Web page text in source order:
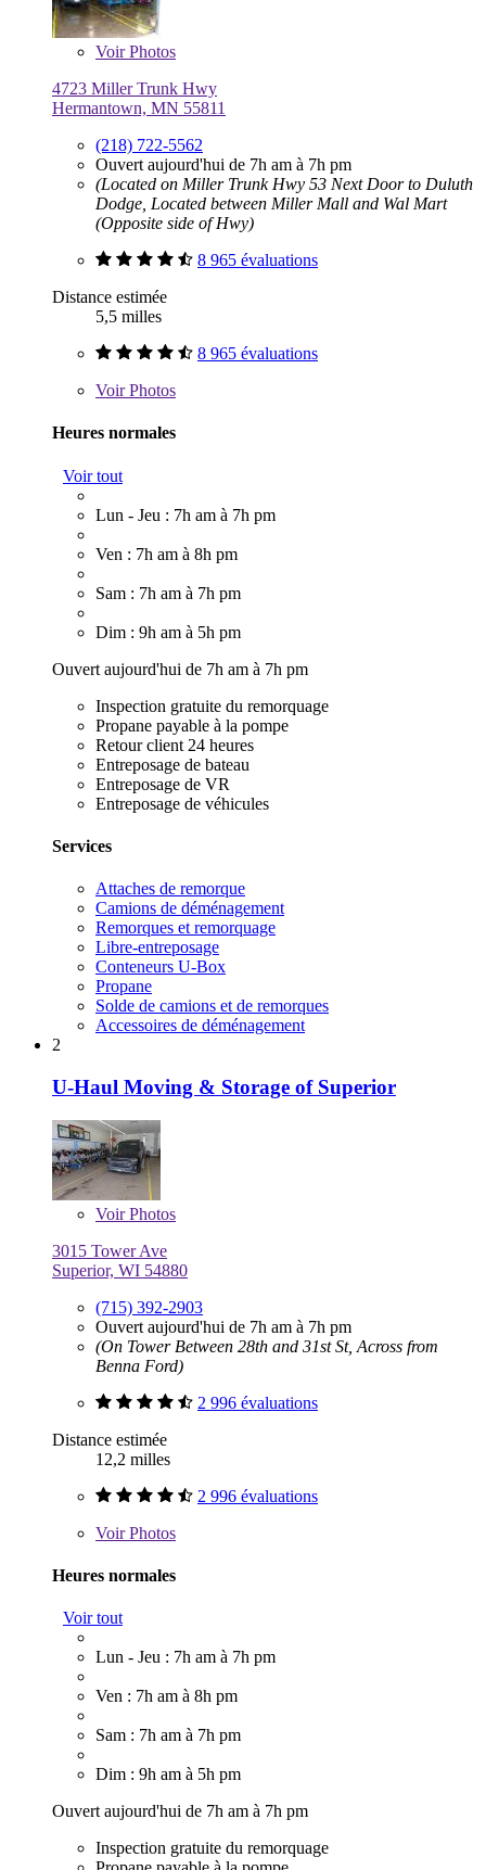
VoirPhotos
4723 Miller Trunk Hwy
Hermantown, MN 55811
(218) 722-5562
Ouvert aujourd'hui de 7h am à 7h pm
(Located on Miller Trunk Hwy 53 Next Door to Duluth
Dodge, Located between Miller Mall and Wal Mart
(Opposite side of Hwy)
8 965 évaluations
Distance estimée
5,5 milles
8 965 évaluations
VoirPhotos
Heures normales
Voir tout
Lun - Jeu : 7h am à 7h pm
Ven : 7h am à 8h pm
Sam : 7h am à 7h pm
Dim : 9h am à 5h pm
Ouvert aujourd'hui de 7h am à 7h pm
Inspection gratuite du remorquage
Propane payable à la pompe
Retour client 24 heures
Entreposage de bateau
Entreposage de VR
Entreposage de véhicules
Services
Attaches de remorque
Camions de déménagement
Remorques et remorquage
Libre-entreposage
Conteneurs U-Box
Propane
Solde de camions et de remorques
Accessoires de déménagement
2
U-Haul Moving & Storage of Superior
VoirPhotos
3015 Tower Ave
Superior, WI 54880
(715) 392-2903
Ouvert aujourd'hui de 7h am à 7h pm
(On Tower Between 28th and 31st St, Across from
Benna Ford)
2 996 évaluations
Distance estimée
12,2 milles
2 996 évaluations
VoirPhotos
Heures normales
Voir tout
Lun - Jeu : 7h am à 7h pm
Ven : 7h am à 8h pm
Sam : 7h am à 7h pm
Dim : 9h am à 5h pm
Ouvert aujourd'hui de 7h am à 7h pm
Inspection gratuite du remorquage